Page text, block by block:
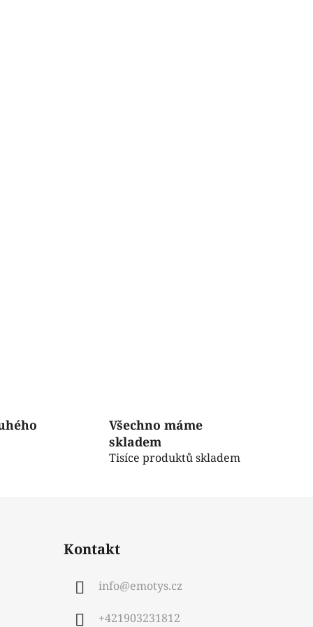
Všechno máme
skladem
Tisíce produktů skladem
Kontakt
info@emotys.cz
+421903231812